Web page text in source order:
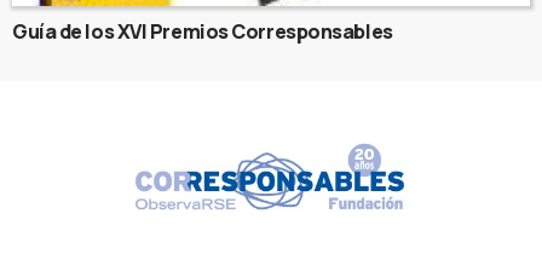
Guía de los XVI Premios Corresponsables